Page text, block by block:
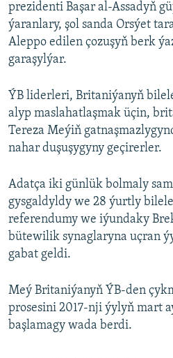
prezidenti Başar al-Assadyň
ýaranlary, şol sanda Orsýet
Aleppo edilen çozuşyň berk
garaşylýar.
ÝB liderleri, Britaniýanyň
alyp maslahatlaşmak üçin,
Tereza Meýiň
nahar duşuşygyny geçirerler.
Adatça iki günlük bolmaly
gysgaldyldy we 28 ýurtly
referendumy we iýundaky
bütewilik synaglaryna uçran
gabat geldi.
Meý Britaniýanyň ÝB-den
prosesini 2017-nji ýylyň mart
başlamagy wada berdi.